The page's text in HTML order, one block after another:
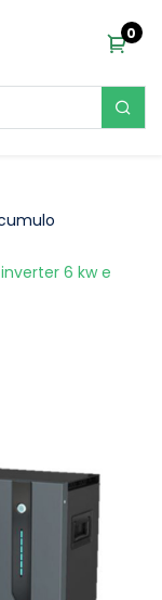
0
6 kw e